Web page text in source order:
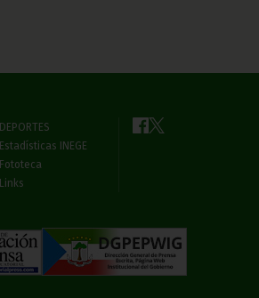
DEPORTES
Estadísticas INEGE
Fototeca
Links